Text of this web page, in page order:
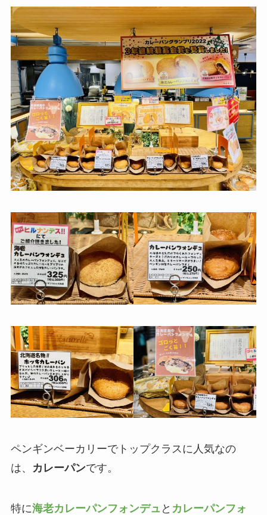
ペンギンベーカリーでトップクラスに人気なの
は、
カレーパンです。
特に海老カレーパンフォンデュ と カレーパンフォ